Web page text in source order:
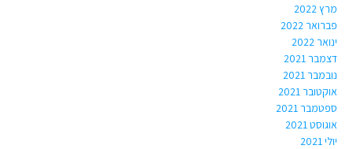
מרץ 2022
פברואר 2022
ינואר 2022
דצמבר 2021
נובמבר 2021
אוקטובר 2021
ספטמבר 2021
אוגוסט 2021
יולי 2021